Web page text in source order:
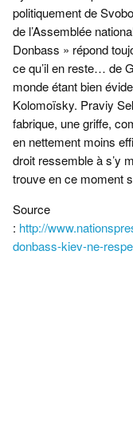
politiquement de
de l’Assemblée
Donbass » répond
ce qu’il en reste… de
monde étant bien
Kolomoïsky. Praviy
fabrique, une griffe,
en nettement moins
droit ressemble à s’y
trouve en ce moment
Source
: http://
donbass-kiev-ne-